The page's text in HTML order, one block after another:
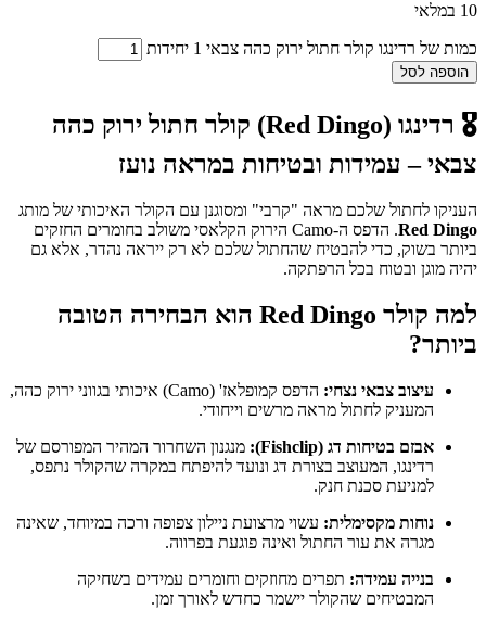
10 במלאי
כמות של רדינגו קולר חתול ירוק כהה צבאי 1 יחידות
הוספה לסל
🎖️ רדינגו (Red Dingo) קולר חתול ירוק כהה
צבאי – עמידות ובטיחות במראה נועז
העניקו לחתול שלכם מראה "קרבי" ומסוגנן עם הקולר האיכותי של מותג
Red Dingo
. הדפס ה-Camo הירוק הקלאסי משולב בחומרים החזקים
ביותר בשוק, כדי להבטיח שהחתול שלכם לא רק ייראה נהדר, אלא גם
יהיה מוגן ובטוח בכל הרפתקה.
למה קולר Red Dingo הוא הבחירה הטובה
ביותר?
עיצוב צבאי נצחי:
הדפס קמופלאז' (Camo) איכותי בגווני ירוק כהה,
המעניק לחתול מראה מרשים וייחודי.
אבזם בטיחות דג (Fishclip):
מנגנון השחרור המהיר המפורסם של
רדינגו, המעוצב בצורת דג ונועד להיפתח במקרה שהקולר נתפס,
למניעת סכנת חנק.
נוחות מקסימלית: עשוי מרצועת ניילון צפופה ורכה במיוחד, שאינה
מגרה את עור החתול ואינה פוגעת בפרווה.
בנייה עמידה: תפרים מחוזקים וחומרים עמידים בשחיקה
המבטיחים שהקולר יישמר כחדש לאורך זמן.